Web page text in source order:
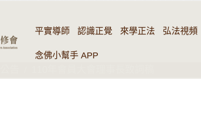
平實導師 認識正覺 來學正法 弘法視頻
念佛小幫手 APP